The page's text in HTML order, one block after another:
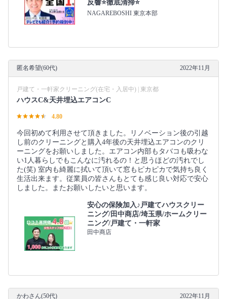
反響⭐徹底清掃⭐
NAGAREBOSHI 東京本部
匿名希望(60代) 2022年11月
戸建て・一軒家クリーニング(在宅・入居中) | 東京都
ハウスC&天井埋込エアコンC
4.80
今回初めて利用させて頂きました。リノベーション後の引越
し前のクリーニングと購入4年後の天井埋込エアコンのクリ
ーニングをお願いしました。エアコン内部もタバコも吸わな
い1人暮らしでもこんなに汚れるの！と思うほどの汚れでし
た(笑) 室内も綺麗に拭いて頂いて窓もピカピカで気持ち良く
生活出来ます。従業員の皆さんもとても感じ良い対応で安心
しました。またお願いしたいと思います。
安心の保険加入♪戸建てハウスクリー
ニング/田中商店/埼玉県/ホームクリー
ニング/戸建て・一軒家
田中商店
かわさん(50代) 2022年11月